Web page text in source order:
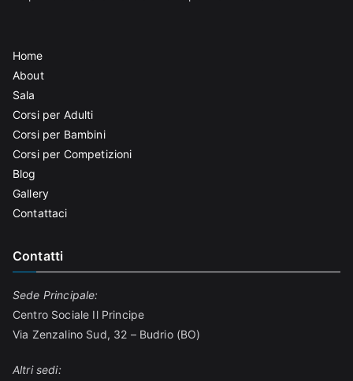
Home
About
Sala
Corsi per Adulti
Corsi per Bambini
Corsi per Competizioni
Blog
Gallery
Contattaci
Contatti
Sede Principale:
Centro Sociale Il Principe
Via Zenzalino Sud, 32 – Budrio (BO)
Altri sedi: